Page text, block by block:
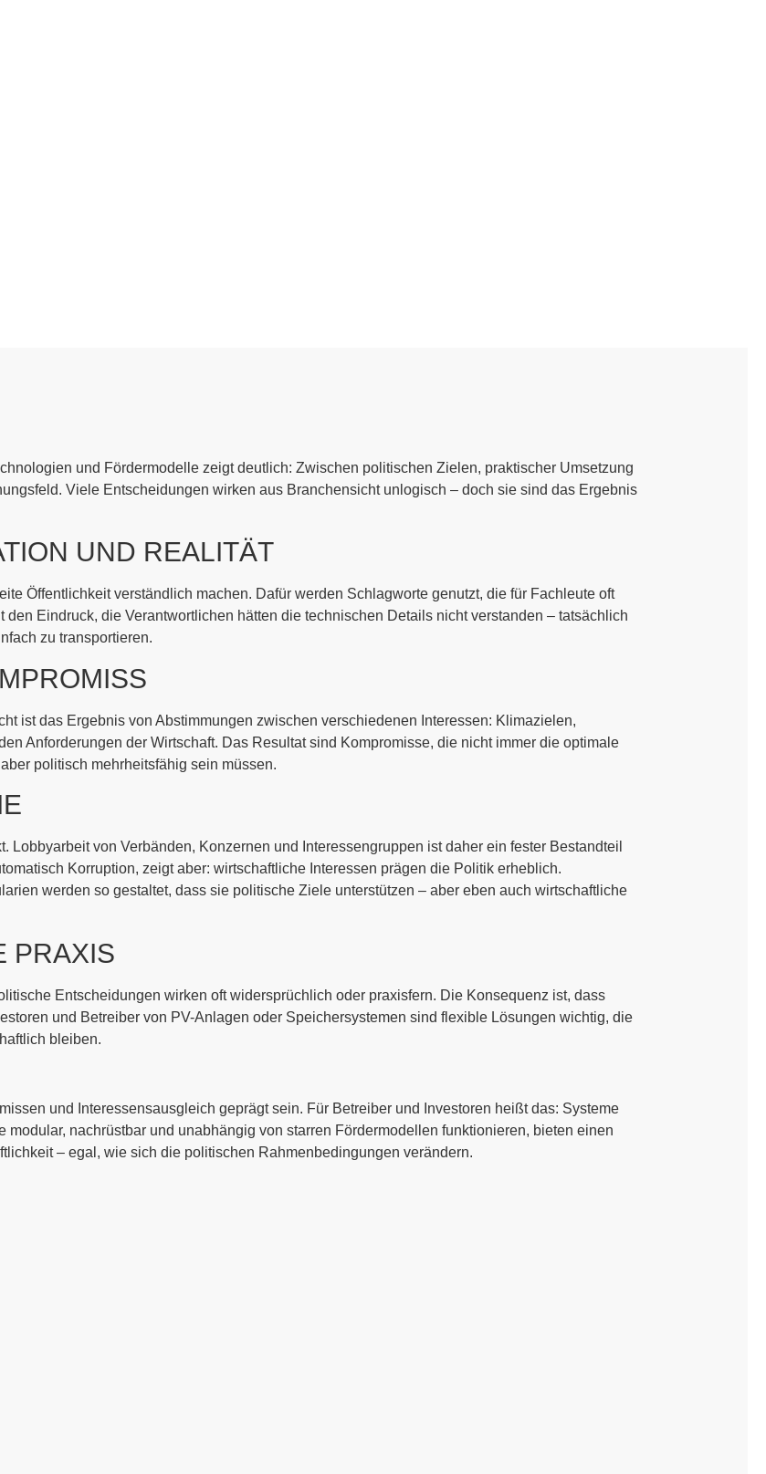
und Fördermodelle zeigt deutlich: Zwischen politischen Zielen, praktischer Umsetzung
Viele Entscheidungen wirken aus Branchensicht unlogisch – doch sie sind das Ergebnis
UND REALITÄT
Öffentlichkeit verständlich machen. Dafür werden Schlagworte genutzt, die für Fachleute oft
Eindruck, die Verantwortlichen hätten die technischen Details nicht verstanden – tatsächlich
zu transportieren.
ist das Ergebnis von Abstimmungen zwischen verschiedenen Interessen: Klimazielen,
Anforderungen der Wirtschaft. Das Resultat sind Kompromisse, die nicht immer die optimale
politisch mehrheitsfähig sein müssen.
Lobbyarbeit von Verbänden, Konzernen und Interessengruppen ist daher ein fester Bestandteil
Korruption, zeigt aber: wirtschaftliche Interessen prägen die Politik erheblich.
werden so gestaltet, dass sie politische Ziele unterstützen – aber eben auch wirtschaftliche
PRAXIS
Entscheidungen wirken oft widersprüchlich oder praxisfern. Die Konsequenz ist, dass
und Betreiber von PV-Anlagen oder Speichersystemen sind flexible Lösungen wichtig, die
bleiben.
und Interessensausgleich geprägt sein. Für Betreiber und Investoren heißt das: Systeme
nachrüstbar und unabhängig von starren Fördermodellen funktionieren, bieten einen
– egal, wie sich die politischen Rahmenbedingungen verändern.